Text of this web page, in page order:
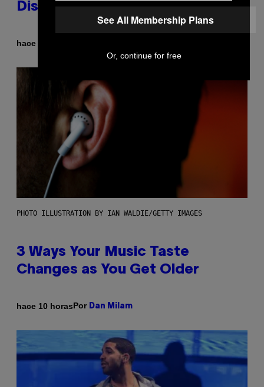
Dismantled Bones
hace 9 horas
PHOTO ILLUSTRATION BY IAN WALDIE/GETTY IMAGES
3 Ways Your Music Taste
Changes as You Get Older
hace 10 horasPor Dan Milam
See All Membership Plans
Or, continue for free